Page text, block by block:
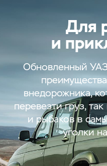
Для
и
Обновленный
внедорожника,
перевезти груз,
и рыбаков в
уголки